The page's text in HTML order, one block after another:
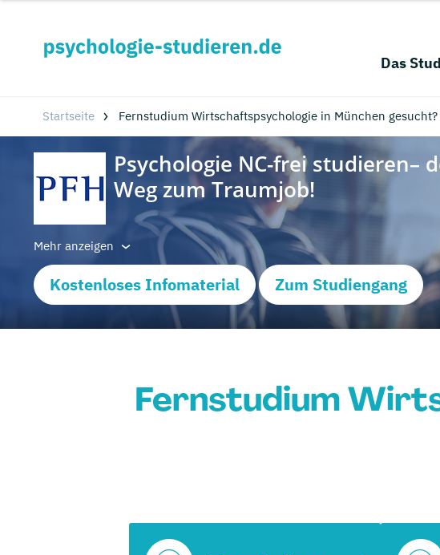
Das
Startseite Fernstudium Wirtschaftspsychologie in München gesucht?
Mehr anzeigen
Kostenloses Infomaterial Zum Studiengang
Fernstudium